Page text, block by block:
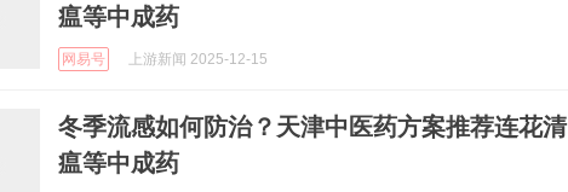
瘟等中成药
网易号 上游新闻 2025-12-15
冬季流感如何防治？天津中医药方案推荐连花清
瘟等中成药